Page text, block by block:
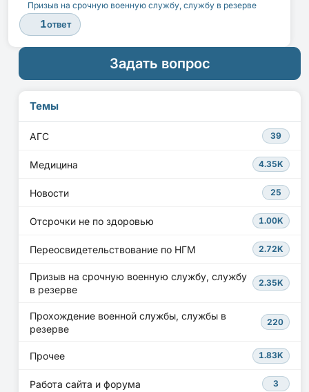
Призыв на срочную военную службу, службу в резерве
1ответ
Задать вопрос
Темы
АГС 39
Медицина 4.35K
Новости 25
Отсрочки не по здоровью 1.00K
Переосвидетельствование по НГМ 2.72K
Призыв на срочную военную службу, службу
в резерве
2.35K
Прохождение военной службы, службы в
резерве
220
Прочее 1.83K
Работа сайта и форума 3